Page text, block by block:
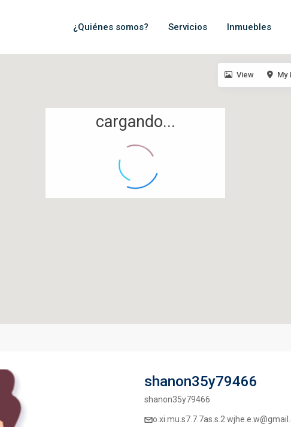
¿Quiénes somos? Servicios Inmuebles
cargando...
View My
shanon35y79466
shanon35y79466